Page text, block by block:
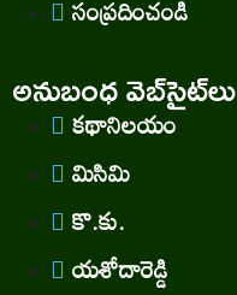
సంప్రదించండి
అనుబంధ వెబ్‌సైట్‌లు
కథానిలయం
మిసిమి
కొ.కు.
యశోదారెడ్డి